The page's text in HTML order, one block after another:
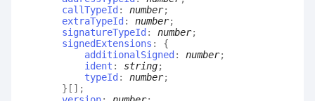
callTypeId : number;
extraTypeId : number;
signatureTypeId : number;
signedExtensions : {
additionalSigned : number;
ident : string;
typeId : number;
} [] ;